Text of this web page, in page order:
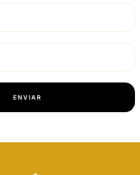
ENVIAR